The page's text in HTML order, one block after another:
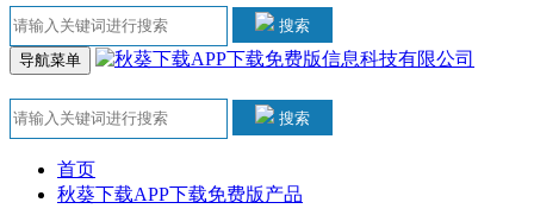
搜索
导航菜单
搜索
首页
秋葵下载APP下载免费版产品